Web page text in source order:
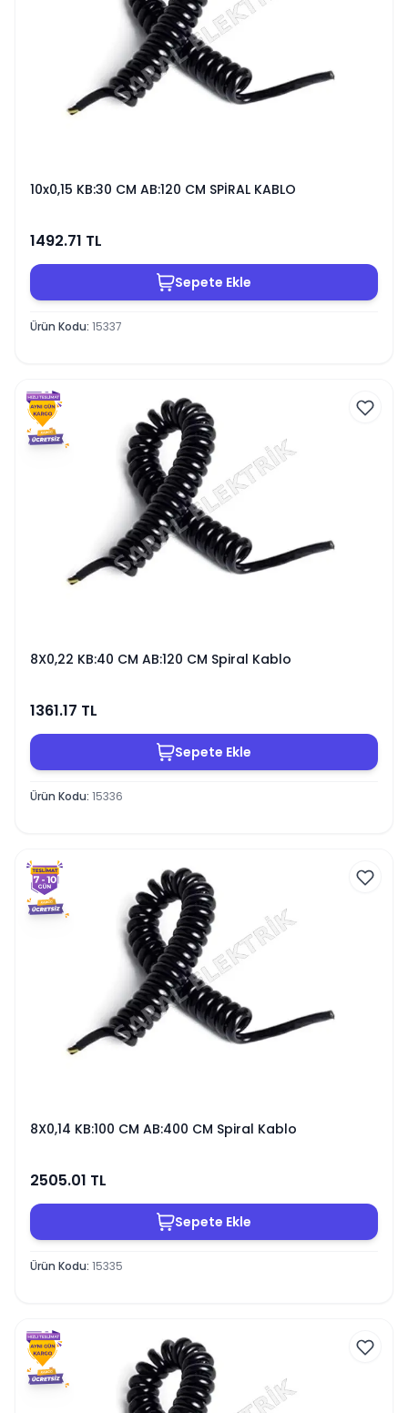
10x0,15 KB:30 CM AB:120 CM SPİRAL KABLO
1492.71 TL
Sepete Ekle
Ürün Kodu: 15337
8X0,22 KB:40 CM AB:120 CM Spiral Kablo
1361.17 TL
Sepete Ekle
Ürün Kodu: 15336
8X0,14 KB:100 CM AB:400 CM Spiral Kablo
2505.01 TL
Sepete Ekle
Ürün Kodu: 15335